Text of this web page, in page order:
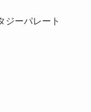
ジーパレート